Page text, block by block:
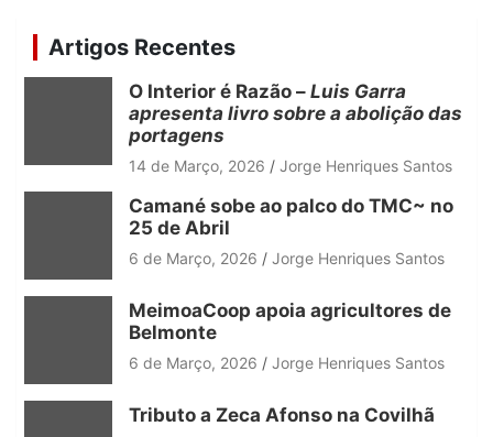
c
h
Artigos Recentes
O Interior é Razão – Luis Garra
apresenta livro sobre a abolição das
portagens
14 de Março, 2026 Jorge Henriques Santos
Camané sobe ao palco do TMC~ no
25 de Abril
6 de Março, 2026 Jorge Henriques Santos
MeimoaCoop apoia agricultores de
Belmonte
6 de Março, 2026 Jorge Henriques Santos
Tributo a Zeca Afonso na Covilhã